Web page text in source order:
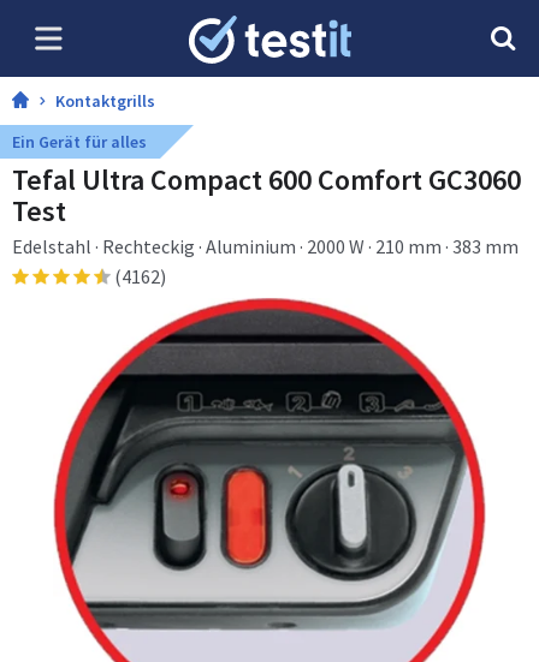
Kontaktgrills
Ein Gerät für alles
Tefal Ultra Compact 600 Comfort GC3060
Test
Edelstahl · Rechteckig · Aluminium · 2000 W · 210 mm · 383 mm
(4162)